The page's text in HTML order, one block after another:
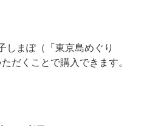
しまぽ（「東京島めぐり
だくことで購入できます。